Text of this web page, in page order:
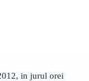
in jurul orei